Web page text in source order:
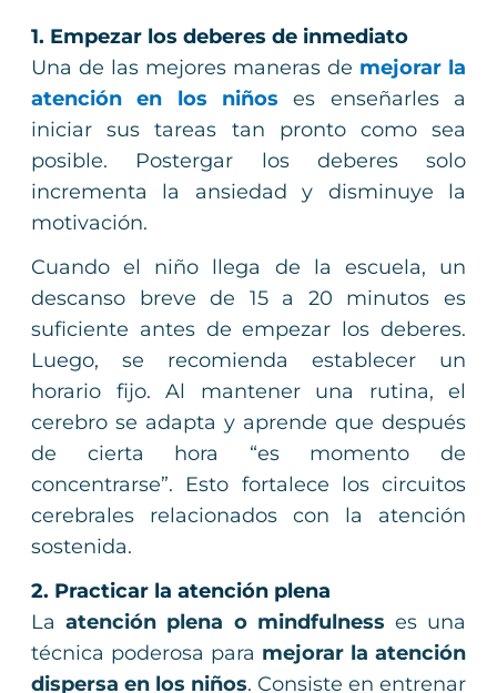
1. Empezar los deberes de inmediato
Una de las mejores maneras de mejorar la
atención en los niños es enseñarles a
iniciar sus tareas tan pronto como sea
posible. Postergar los deberes solo
incrementa la ansiedad y disminuye la
motivación.
Cuando el niño llega de la escuela, un
descanso breve de 15 a 20 minutos es
suficiente antes de empezar los deberes.
Luego, se recomienda establecer un
horario fijo. Al mantener una rutina, el
cerebro se adapta y aprende que después
de cierta hora “es momento de
concentrarse”. Esto fortalece los circuitos
cerebrales relacionados con la atención
sostenida.
2. Practicar la atención plena
Laatención plena o mindfulness es una
técnica poderosa para mejorar la atención
dispersa en los niños. Consiste en entrenar